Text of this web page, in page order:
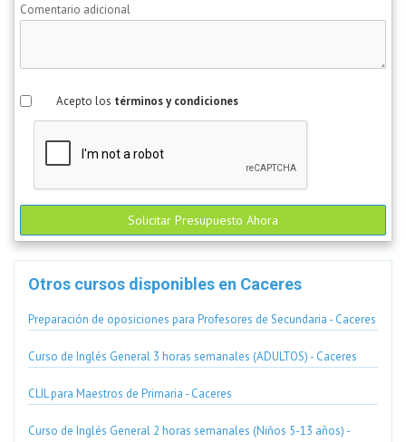
Comentario adicional
Acepto los términos y condiciones
Solicitar Presupuesto Ahora
Otros cursos disponibles en Caceres
Preparación de oposiciones para Profesores de Secundaria - Caceres
Curso de Inglés General 3 horas semanales (ADULTOS) - Caceres
CLIL para Maestros de Primaria - Caceres
Curso de Inglés General 2 horas semanales (Niños 5-13 años) -